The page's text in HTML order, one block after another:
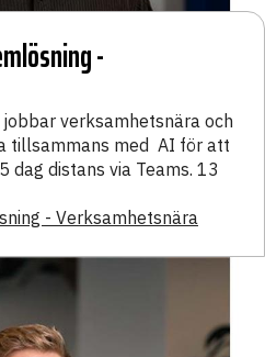
-
verksamhetsnära och
tillsammans med AI för att
dag distans via Teams. 13
- Verksamhetsnära